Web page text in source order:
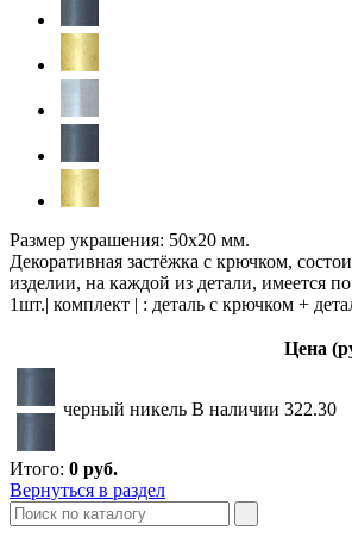
Размер украшения: 50х20 мм.
Декоративная застёжка с крючком,
изделии, на каждой из детали, имеется
1шт.| комплект | : деталь с крючком +
Цена
черный никель В наличии 322.30
Итого: 0 руб.
Вернуться в раздел